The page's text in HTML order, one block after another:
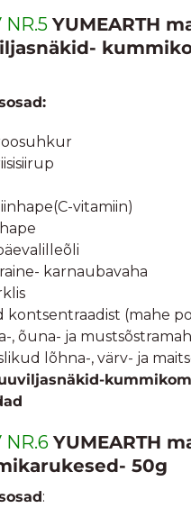
NR.5 YUMEARTH
vitamiin)
karnaubavaha
kontsentraadist (mahe
, õuna- ja
lõhna-, värv- ja
NR.6 YUMEARTH
50g
: